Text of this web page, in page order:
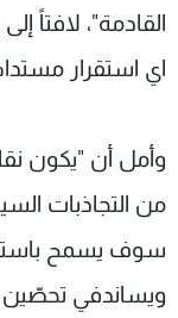
القادمة"، لافتاً
اي استقرار
من التجاذبات
سوف يسمح
ويساندفي تحصّين